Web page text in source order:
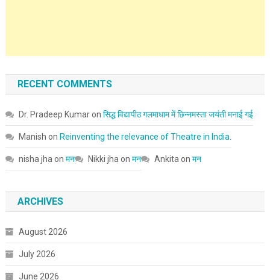
RECENT COMMENTS
Dr. Pradeep Kumaron सिद्ध विद्यापीठ गलमाधाम में छिन्नमस्ता जयंती मनाई गई
Manish on Reinventing the relevance of Theatre in India.
nisha jha on मन Nikki jha on मन Ankita on मन
ARCHIVES
August 2026
July 2026
June 2026